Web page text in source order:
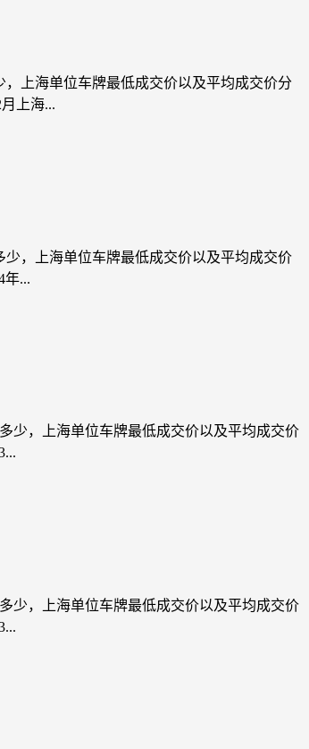
上海单位车牌最低成交价以及平均成交价分
上海...
，上海单位车牌最低成交价以及平均成交价
年...
少，上海单位车牌最低成交价以及平均成交价
少，上海单位车牌最低成交价以及平均成交价